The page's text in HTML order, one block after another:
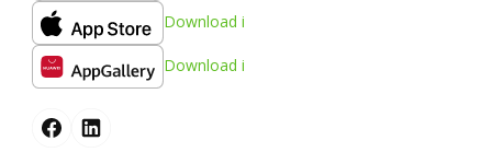
Download i
Download i